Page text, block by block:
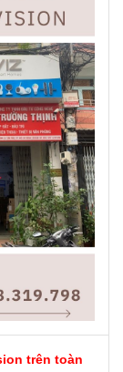
trên toàn